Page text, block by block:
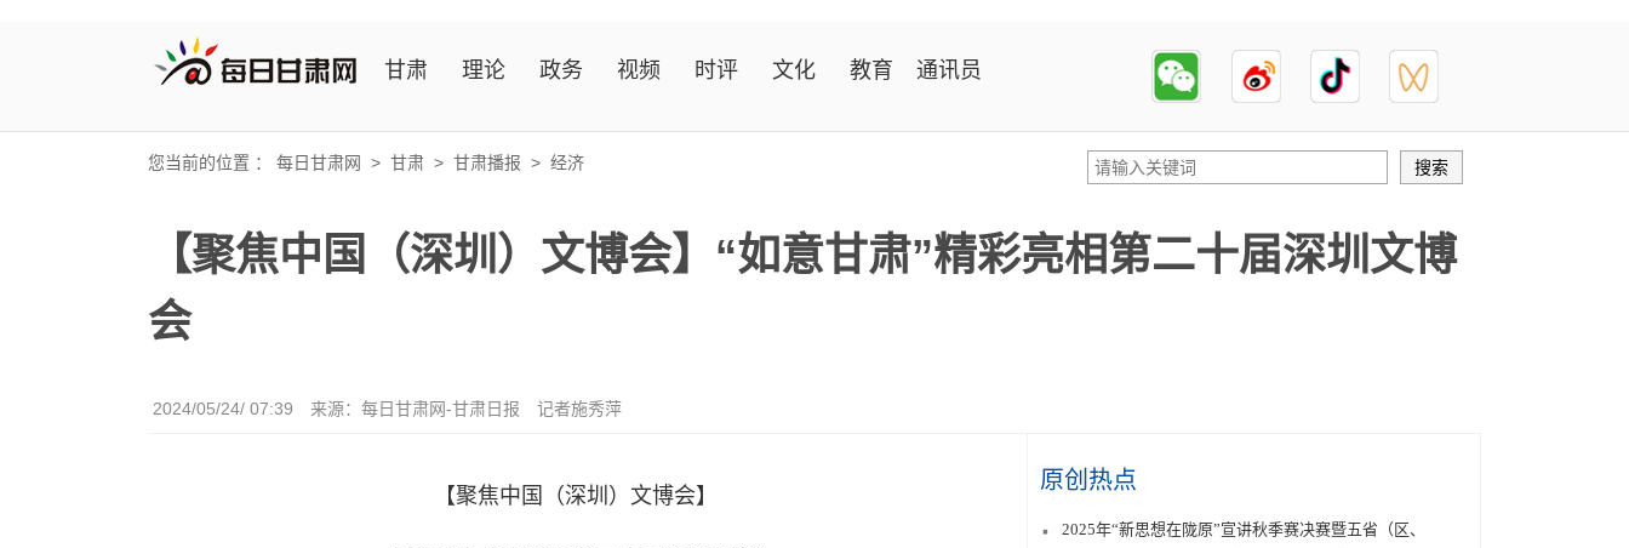
甘肃 理论 政务 视频 时评 文化 教育 通讯员
您当前的位置 ： 每日甘肃网 > 甘肃 > 甘肃播报 > 经济
【聚焦中国（深圳）文博会】“如意甘肃”精彩亮相第二十届深圳文博
会
2024/05/24/ 07:39 来源：每日甘肃网-甘肃日报 记者施秀萍
【聚焦中国（深圳）文博会】
原创热点
2025年“新思想在陇原”宣讲秋季赛决赛暨五省（区、